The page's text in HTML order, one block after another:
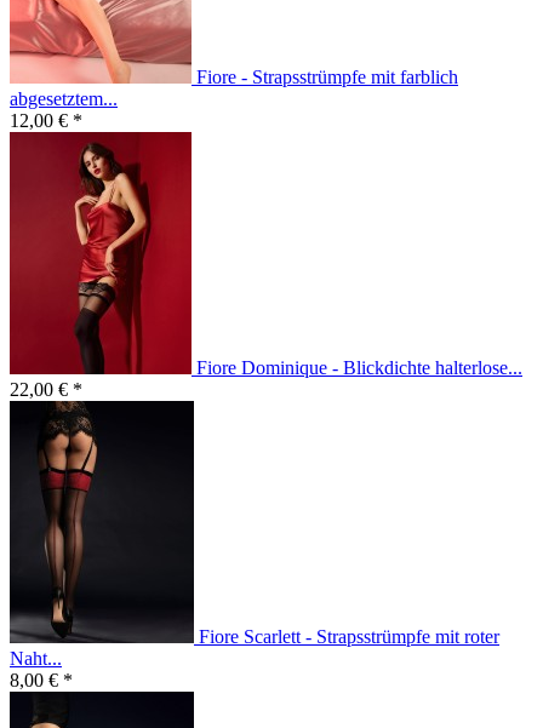
Fiore - Strapsstrümpfe mit farblich
abgesetztem...
12,00 € *
Fiore Dominique - Blickdichte halterlose...
22,00 € *
Fiore Scarlett - Strapsstrümpfe mit roter
Naht...
8,00 € *